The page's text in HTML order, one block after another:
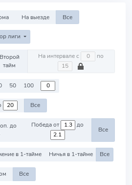
На выезде Все
лиги
Второй
тайм
На интервале с по
50 100
Все
до
Победа от до
Все
в 1-тайме Ничья в 1-тайме Все
Все